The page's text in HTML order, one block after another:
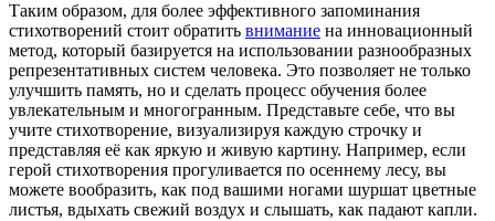
Таким образом, для более эффективного запоминания
стихотворений стоит обратить внимание на инновационный
метод, который базируется на использовании разнообразных
репрезентативных систем человека. Это позволяет не только
улучшить память, но и сделать процесс обучения более
увлекательным и многогранным. Представьте себе, что вы
учите стихотворение, визуализируя каждую строчку и
представляя её как яркую и живую картину. Например, если
герой стихотворения прогуливается по осеннему лесу, вы
можете вообразить, как под вашими ногами шуршат цветные
листья, вдыхать свежий воздух и слышать, как падают капли.